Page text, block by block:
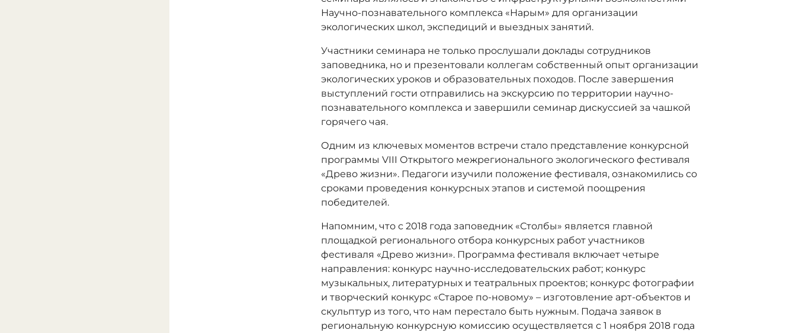
Научно-познавательного комплекса «Нарым» для организации
экологических школ, экспедиций и выездных занятий.
Участники семинара не только прослушали доклады сотрудников
заповедника, но и презентовали коллегам собственный опыт организации
экологических уроков и образовательных походов. После завершения
выступлений гости отправились на экскурсию по территории научно-
познавательного комплекса и завершили семинар дискуссией за чашкой
горячего чая.
Одним из ключевых моментов встречи стало представление конкурсной
программы VIII Открытого межрегионального экологического фестиваля
«Древо жизни». Педагоги изучили положение фестиваля, ознакомились со
сроками проведения конкурсных этапов и системой поощрения
победителей.
Напомним, что с 2018 года заповедник «Столбы» является главной
площадкой регионального отбора конкурсных работ участников
фестиваля «Древо жизни». Программа фестиваля включает четыре
направления: конкурс научно-исследовательских работ; конкурс
музыкальных, литературных и театральных проектов; конкурс фотографии
и творческий конкурс «Старое по-новому» – изготовление арт-объектов и
скульптур из того, что нам перестало быть нужным. Подача заявок в
региональную конкурсную комиссию осуществляется с 1 ноября 2018 года